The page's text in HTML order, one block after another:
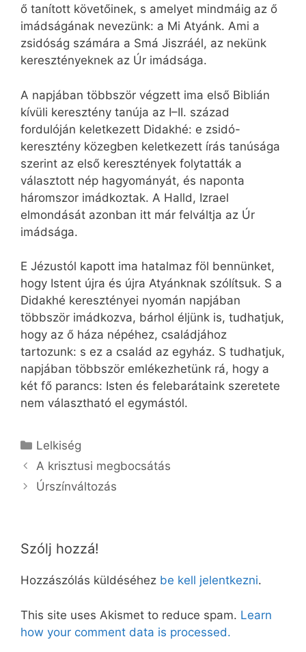
ő tanított követőinek, s amelyet mindmáig az ő
imádságának nevezünk: a Mi Atyánk. Ami a
zsidóság számára a Smá Jiszráél, az nekünk
keresztényeknek az Úr imádsága.
A napjában többször végzett ima első Biblián
kívüli keresztény tanúja az I–II. század
fordulóján keletkezett Didakhé: e zsidó-
keresztény közegben keletkezett írás tanúsága
szerint az első keresztények folytatták a
választott nép hagyományát, és naponta
háromszor imádkoztak. A Halld, Izrael
elmondását azonban itt már felváltja az Úr
imádsága.
E Jézustól kapott ima hatalmaz föl bennünket,
hogy Istent újra és újra Atyánknak szólítsuk. S a
Didakhé keresztényei nyomán napjában
többször imádkozva, bárhol éljünk is, tudhatjuk,
hogy az ő háza népéhez, családjához
tartozunk: s ez a család az egyház. S tudhatjuk,
napjában többször emlékezhetünk rá, hogy a
két fő parancs: Isten és felebarátaink szeretete
nem választható el egymástól.
Kategória
Lelkiség
A krisztusi megbocsátás
Úrszínváltozás
Szólj hozzá!
Hozzászólás küldéséhez be kell jelentkezni.
This site uses Akismet to reduce spam. Learn
how your comment data is processed.